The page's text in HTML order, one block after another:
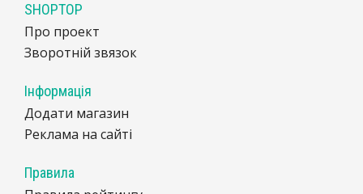
SHOPTOP
Про проект
Зворотній звязок
Інформація
Додати магазин
Реклама на сайті
Правила